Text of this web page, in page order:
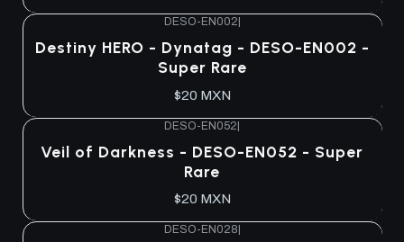
DESO-EN002
Destiny HERO - Dynatag - DESO-EN002 -
Super Rare
$20 MXN
DESO-EN052|
Veil of Darkness - DESO-EN052 - Super
Rare
$20 MXN
DESO-EN028